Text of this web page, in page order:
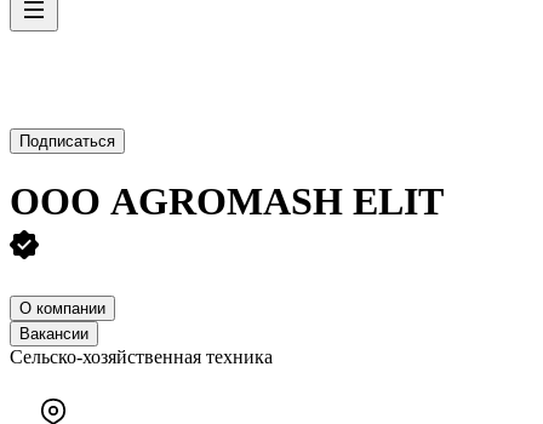
Подписаться
ООО AGROMASH ELIT
О компании
Вакансии
Сельско-хозяйственная техника